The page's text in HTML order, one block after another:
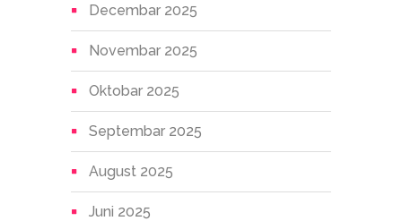
Decembar 2025
Novembar 2025
Oktobar 2025
Septembar 2025
August 2025
Juni 2025